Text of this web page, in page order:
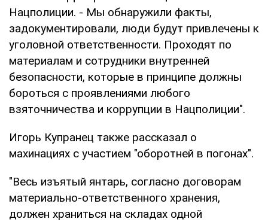
Нацполиции. - Мы обнаружили факты,
задокументировали, люди будут привлечены к
уголовной ответственности. Проходят по
материалам и сотрудники внутренней
безопасности, которые в принципе должны
бороться с проявлениями любого
взяточничества и коррупции в Нацполиции".
Игорь Купранец также рассказал о
махинациях с участием "оборотней в погонах".
"Весь изъятый янтарь, согласно договорам
материально-ответственного хранения,
должен храниться на складах одной